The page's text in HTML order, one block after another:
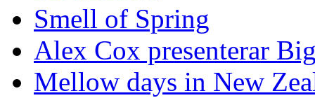
Smell of Spring
Alex Cox presenterar
Mellow days in New